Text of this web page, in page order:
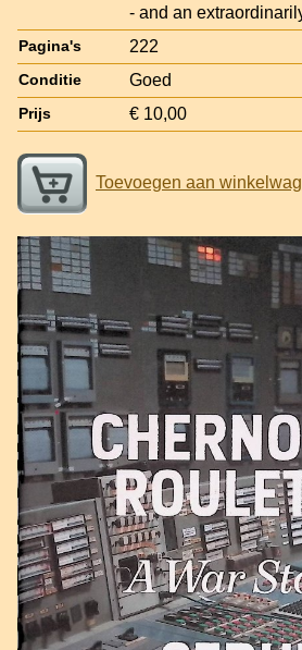
- and an
Pagina's 222
Conditie Goed
Prijs € 10,00
Toevoegen aan